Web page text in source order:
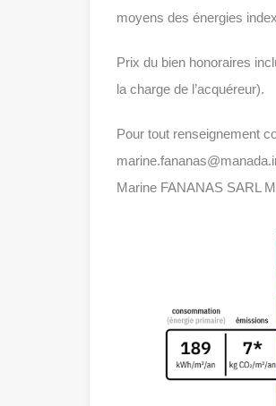
moyens des énergies
Prix du bien honoraires
la charge de l’acquéreur).
Pour tout renseignement
Marine FANANAS SARL